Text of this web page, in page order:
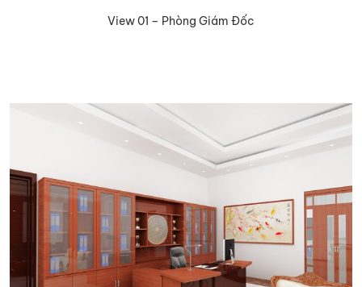
View 01 – Phòng Giám Đốc